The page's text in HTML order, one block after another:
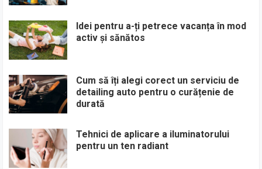
Idei pentru a-ți petrece vacanța în mod
activ și sănătos
Cum să îți alegi corect un serviciu de
detailing auto pentru o curățenie de
durată
Tehnici de aplicare a iluminatorului
pentru un ten radiant